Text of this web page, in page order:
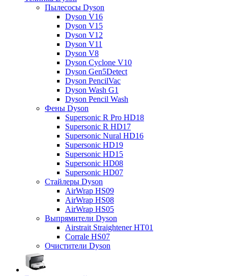
Пылесосы Dyson
Dyson V16
Dyson V15
Dyson V12
Dyson V11
Dyson V8
Dyson Cyclone V10
Dyson Gen5Detect
Dyson PencilVac
Dyson Wash G1
Dyson Pencil Wash
Фены Dyson
Supersonic R Pro HD18
Supersonic R HD17
Supersonic Nural HD16
Supersonic HD19
Supersonic HD15
Supersonic HD08
Supersonic HD07
Стайлеры Dyson
AirWrap HS09
AirWrap HS08
AirWrap HS05
Выпрямители Dyson
Airstrait Straightener HT01
Corrale HS07
Очистители Dyson